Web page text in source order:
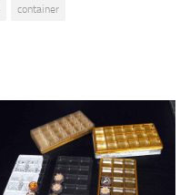
container